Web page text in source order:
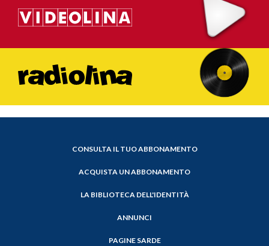
CONSULTA IL TUO ABBONAMENTO
ACQUISTA UN ABBONAMENTO
LA BIBLIOTECA DELL'IDENTITÀ
ANNUNCI
PAGINE SARDE